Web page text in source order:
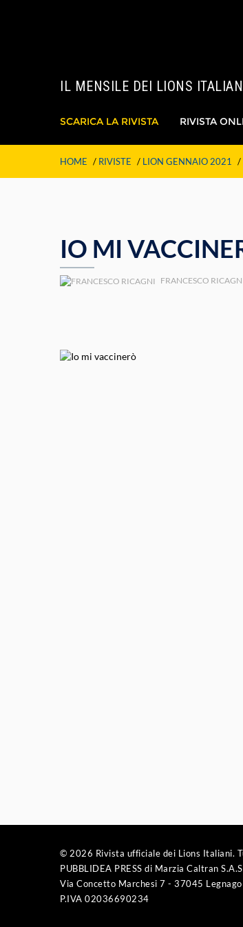
IL MENSILE DEI LIONS
SCARICA LA RIVISTA RIVISTA
HOME / RIVISTE / LION GENNAIO 2021 /
IO MI
FRANCESCO
© 2026 Rivista ufficiale dei Lions Italiani.
PUBBLIDEA PRESS di Marzia Caltran S.A.S
Via Concetto Marchesi 7 - 37045 Legnago
P.IVA 02036690234